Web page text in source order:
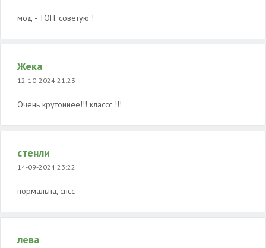
мод - ТОП. советую !
Жека
12-10-2024 21:23
Очень крутоииее!!! классс !!!
стенли
14-09-2024 23:22
нормальна, спсс
лева